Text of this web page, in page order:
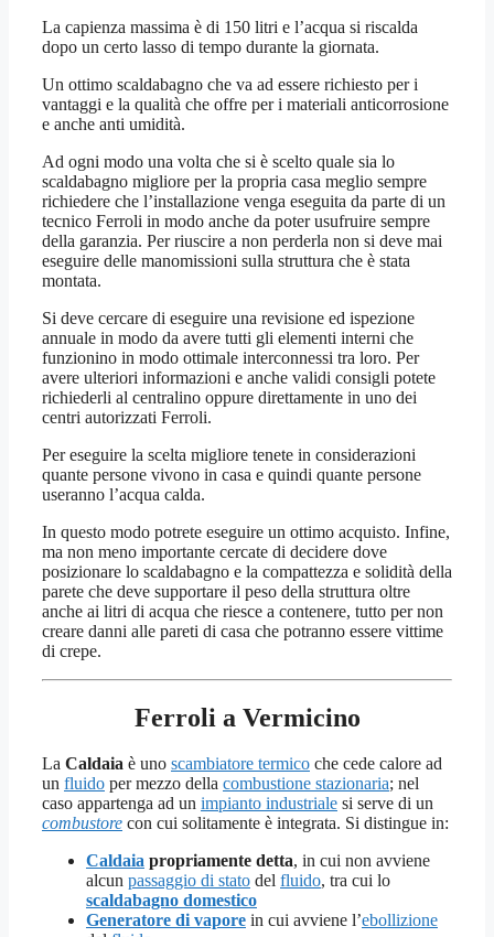
La capienza massima è di 150 litri e l’acqua si riscalda
dopo un certo lasso di tempo durante la giornata.
Un ottimo scaldabagno che va ad essere richiesto per i
vantaggi e la qualità che offre per i materiali anticorrosione
e anche anti umidità.
Ad ogni modo una volta che si è scelto quale sia lo
scaldabagno migliore per la propria casa meglio sempre
richiedere che l’installazione venga eseguita da parte di un
tecnico Ferroli in modo anche da poter usufruire sempre
della garanzia. Per riuscire a non perderla non si deve mai
eseguire delle manomissioni sulla struttura che è stata
montata.
Si deve cercare di eseguire una revisione ed ispezione
annuale in modo da avere tutti gli elementi interni che
funzionino in modo ottimale interconnessi tra loro. Per
avere ulteriori informazioni e anche validi consigli potete
richiederli al centralino oppure direttamente in uno dei
centri autorizzati Ferroli.
Per eseguire la scelta migliore tenete in considerazioni
quante persone vivono in casa e quindi quante persone
useranno l’acqua calda.
In questo modo potrete eseguire un ottimo acquisto. Infine,
ma non meno importante cercate di decidere dove
posizionare lo scaldabagno e la compattezza e solidità della
parete che deve supportare il peso della struttura oltre
anche ai litri di acqua che riesce a contenere, tutto per non
creare danni alle pareti di casa che potranno essere vittime
di crepe.
Ferroli a Vermicino
La Caldaia è uno scambiatore termico che cede calore ad
un fluido per mezzo della combustione stazionaria; nel
caso appartenga ad un impianto industriale si serve di un
combustore con cui solitamente è integrata. Si distingue in:
Caldaia propriamente detta, in cui non avviene
alcun passaggio di stato del fluido, tra cui lo
scaldabagno domestico
Generatore di vapore in cui avviene l’ebollizione